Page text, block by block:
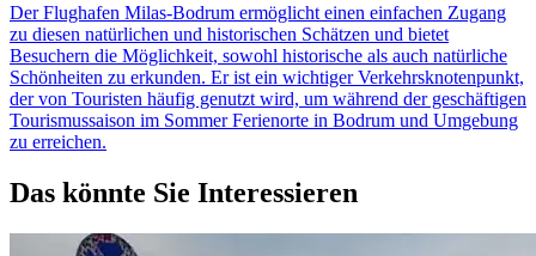
Der Flughafen Milas-Bodrum ermöglicht einen einfachen Zugang
zu diesen natürlichen und historischen Schätzen und bietet
Besuchern die Möglichkeit, sowohl historische als auch natürliche
Schönheiten zu erkunden. Er ist ein wichtiger Verkehrsknotenpunkt,
der von Touristen häufig genutzt wird, um während der geschäftigen
Tourismussaison im Sommer Ferienorte in Bodrum und Umgebung
zu erreichen.
Das könnte Sie Interessieren